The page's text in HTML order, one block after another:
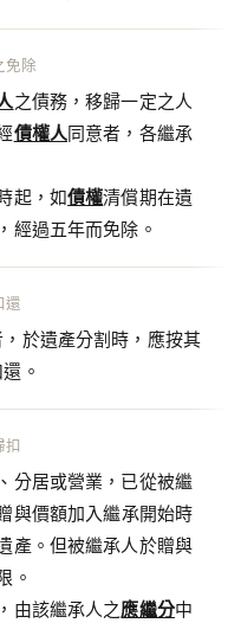
免除
之債務，移歸一定之人
債權人同意者，各繼承
起，如債權清償期在遺
經過五年而免除。
還
於遺產分割時，應按其
。
扣
分居或營業，已從被繼
與價額加入繼承開始時
產。但被繼承人於贈與
。
由該繼承人之應繼分中